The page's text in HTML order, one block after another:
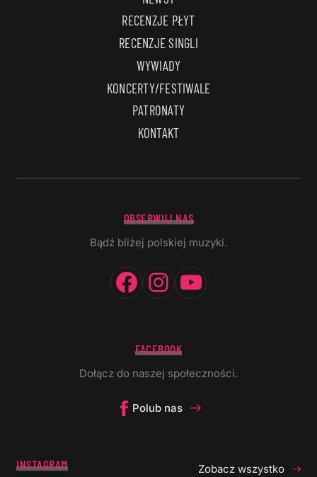
RECENZJE PŁYT
RECENZJE SINGLI
WYWIADY
KONCERTY/FESTIWALE
PATRONATY
KONTAKT
OBSERWUJ NAS
Bądź bliżej polskiej muzyki.
Facebook
Instagram
FACEBOOK
Dołącz do naszej społeczności.
Polub nas
INSTAGRAM Zobacz wszystko